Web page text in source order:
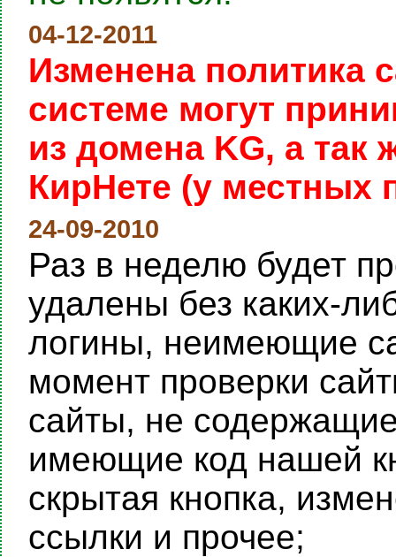
04-12-2011
Изменена политика
системе могут
из домена KG, а
КирНете (у местных
24-09-2010
Раз в неделю будет
удалены без каких-
логины, неимеющие
момент проверки
сайты, не
имеющие код нашей
скрытая кнопка,
ссылки и прочее;